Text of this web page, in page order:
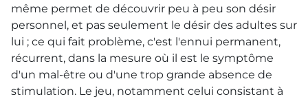
même permet de découvrir peu à peu son désir
personnel, et pas seulement le désir des adultes sur
lui ; ce qui fait problème, c'est l'ennui permanent,
récurrent, dans la mesure où il est le symptôme
d'un mal-être ou d'une trop grande absence de
stimulation. Le jeu, notamment celui consistant à